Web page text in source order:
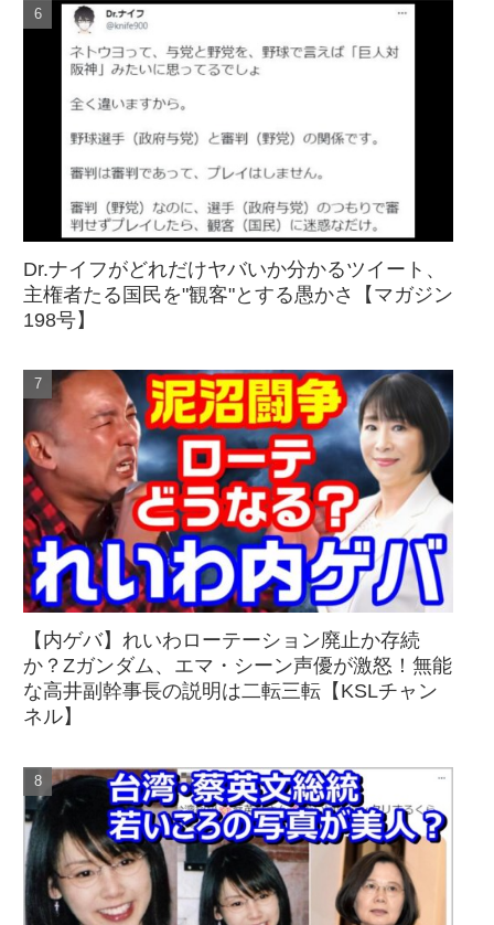
Dr.ナイフがどれだけヤバいか分かるツイート、
主権者たる国民を"観客"とする愚かさ【マガジン
198号】
【内ゲバ】れいわローテーション廃止か存続
か？Zガンダム、エマ・シーン声優が激怒！無能
な高井副幹事長の説明は二転三転【KSLチャン
ネル】